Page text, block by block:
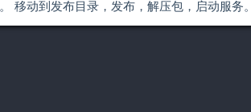
移动到发布目录，发布，解压包，启动服务。